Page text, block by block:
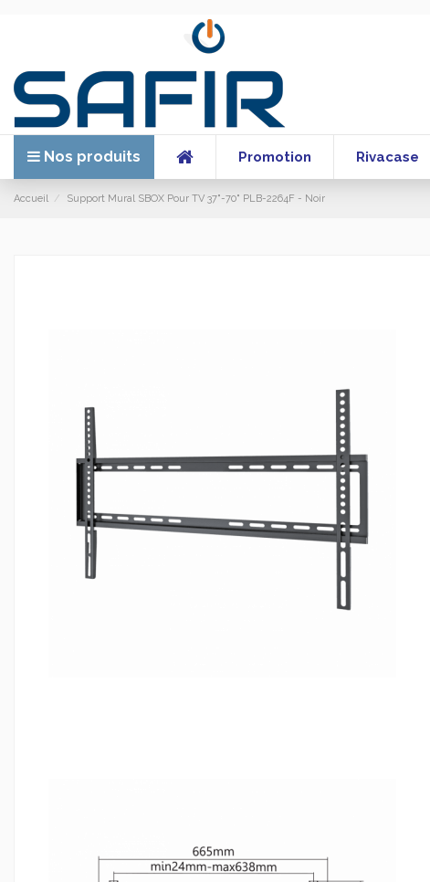
Nos produits Promotion Rivacase
Accueil Support Mural SBOX Pour TV 37"-70" PLB-2264F - Noir